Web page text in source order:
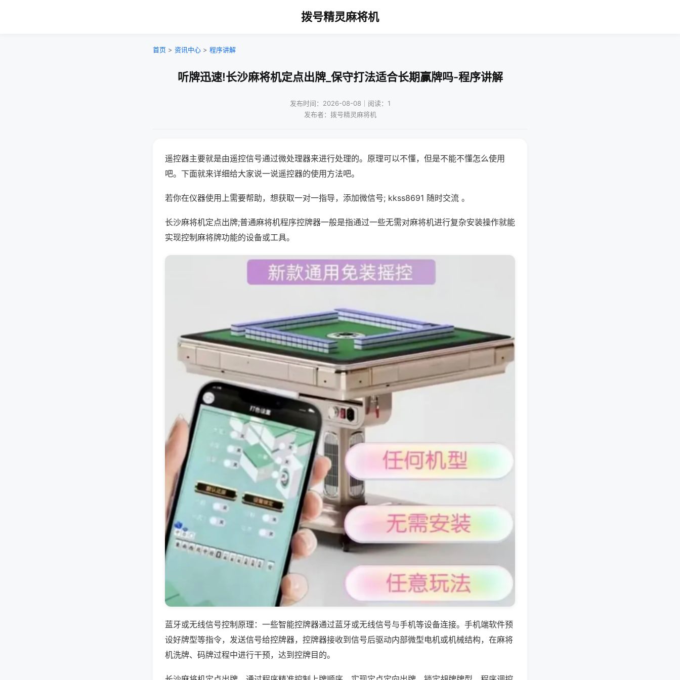
拨号精灵麻将机
首页 > 资讯中心 > 程序讲解
听牌迅速!长沙麻将机定点出牌_保守打法适合长期赢牌吗-程序讲解
发布时间：2026-08-08｜阅读：1
发布者：拨号精灵麻将机
遥控器主要就是由遥控信号通过微处理器来进行处理的。原理可以不懂，但是不能不懂怎么使用
吧。下面就来详细给大家说一说遥控器的使用方法吧。
若你在仪器使用上需要帮助，想获取一对一指导，添加微信号; kkss8691 随时交流 。
长沙麻将机定点出牌;普通麻将机程序控牌器一般是指通过一些无需对麻将机进行复杂安装操作就能
实现控制麻将牌功能的设备或工具。
蓝牙或无线信号控制原理：一些智能控牌器通过蓝牙或无线信号与手机等设备连接。手机端软件预
设好牌型等指令，发送信号给控牌器，控牌器接收到信号后驱动内部微型电机或机械结构，在麻将
机洗牌、码牌过程中进行干预，达到控牌目的。